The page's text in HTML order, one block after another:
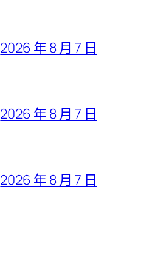
2026 年 8 月 7 日
2026 年 8 月 7 日
2026 年 8 月 7 日